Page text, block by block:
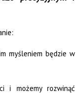
myśleniem będzie w
i możemy rozwinąć